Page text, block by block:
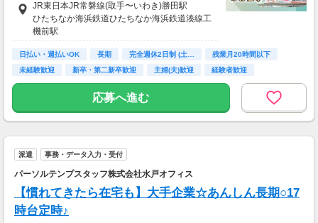
月収例 24万9375円 時給1500円×実働7h45m×
週5日×4週+残業10h
※月収例を保証するものではありません。
※給与即受取りサービス利用可（利用条件有）
ha_rs_001
JR東日本JR常磐線(取手〜いわき)勝田駅
ひたちなか海浜鉄道ひたちなか海浜鉄道湊線工
機前駅
日払い・週払いOK 長期 完全週休2日制 (土…
残業月20時間以下
未経験歓迎
新卒・第二新卒歓迎 主婦(夫)歓迎
経験者歓迎
ＰＣスキル不要
応募へ進む
派遣 事務・データ入力・受付
パーソルテンプスタッフ株式会社水戸オフィス
【慣れてきたら在宅も】大手企業☆あんしん長期○17
時台定時♪